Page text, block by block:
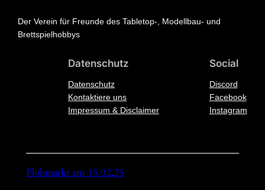
Der Verein für Freunde des Tabletop-, Modellbau- und
Brettspielhobbys
Datenschutz
Datenschutz
Kontaktiere uns
Impressum & Disclaimer
Social
Discord
Facebook
Instagram
Flohmarkt am 15.02.25